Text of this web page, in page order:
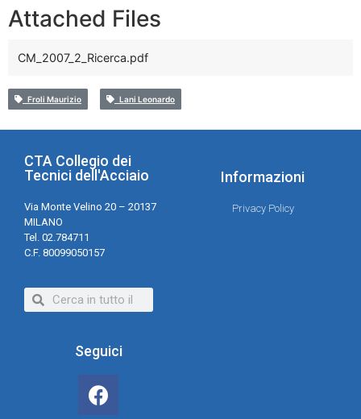
Attached Files
CM_2007_2_Ricerca.pdf
Froli Maurizio Lani Leonardo
CTA Collegio dei
Tecnici dell'Acciaio
Via Monte Velino 20 – 20137
MILANO
Tel. 02.784711
C.F. 80099050157
Informazioni
Privacy Policy
Seguici